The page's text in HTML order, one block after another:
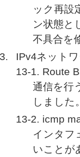
ック再設
ン状態と
不具合を
IPv4ネット
13-1. Route
通信を行
しました
13-2. icmp
インタフ
いことが